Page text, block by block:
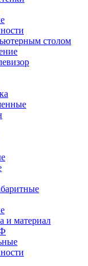
столом
и материал